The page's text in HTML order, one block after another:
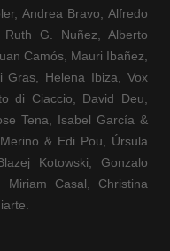
Andrea Bravo, Alfredo
G. Nuñez, Alberto
Camós, Mauri Ibañez,
Gras, Helena Ibiza, Vox
di Ciaccio, David Deu,
Tena, Isabel García &
& Edi Pou, Úrsula
Kotowski, Gonzalo
Miriam Casal, Christina